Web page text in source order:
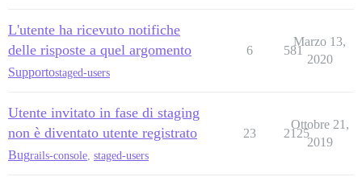
L'utente ha ricevuto notifiche
delle risposte a quel argomento
Supportostaged-users
6 581
Marzo 13,
2020
Utente invitato in fase di staging
non è diventato utente registrato
Bugrails-console staged-users
23 2125
Ottobre 21,
2019